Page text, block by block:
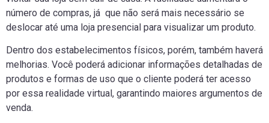
número de compras, já que não será mais necessário se
deslocar até uma loja presencial para visualizar um produto.
Dentro dos estabelecimentos físicos, porém, também haverá
melhorias. Você poderá adicionar informações detalhadas de
produtos e formas de uso que o cliente poderá ter acesso
por essa realidade virtual, garantindo maiores argumentos de
venda.